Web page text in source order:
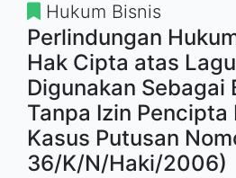
Hukum Bisnis
Perlindungan
Hak Cipta atas
Digunakan Sebagai
Tanpa Izin Pencipta
Kasus Putusan
36/K/N/Haki/2006)